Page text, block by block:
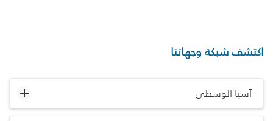
اكتشف شبكة وجهاتنا
آسيا الوسطى